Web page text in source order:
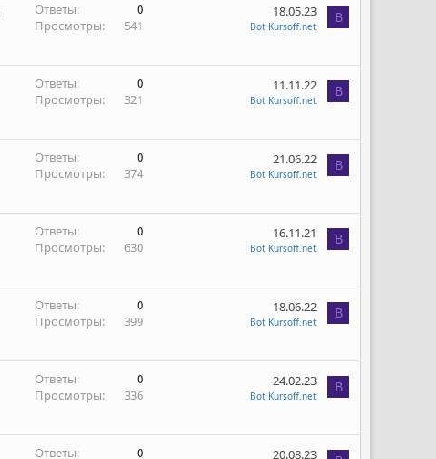
Ответы
0
Просмотры
541
18.05.23
Bot Kursoff.net
B
Ответы
0
Просмотры
321
11.11.22
Bot Kursoff.net
B
Ответы
0
Просмотры
374
21.06.22
Bot Kursoff.net
B
Ответы
0
Просмотры
630
16.11.21
Bot Kursoff.net
B
Ответы
0
Просмотры
399
18.06.22
Bot Kursoff.net
B
Ответы
0
Просмотры
336
24.02.23
Bot Kursoff.net
B
Ответы 0 20.08.23